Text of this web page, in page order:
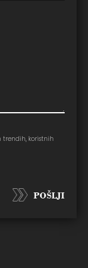
koristnih
POŠLJI